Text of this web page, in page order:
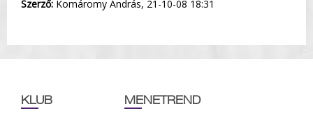
Szerző: Komáromy András, 21-10-08 18:31
KLUB MENETREND